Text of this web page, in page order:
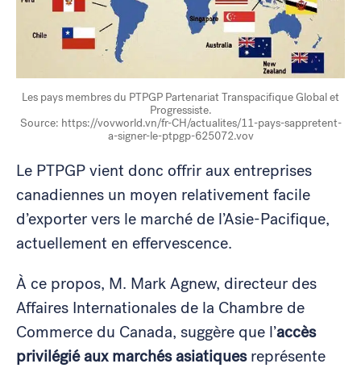
Les pays membres du PTPGP Partenariat Transpacifique Global et
Progressiste.
Source: https://vovworld.vn/fr-CH/actualites/11-pays-sappretent-
a-signer-le-ptpgp-625072.vov
Le PTPGP vient donc offrir aux entreprises
canadiennes un moyen relativement facile
d’exporter vers le marché de l’Asie-Pacifique,
actuellement en effervescence.
À ce propos, M. Mark Agnew, directeur des
Affaires Internationales de la Chambre de
Commerce du Canada, suggère que l’accès
privilégié aux marchés asiatiquesreprésente